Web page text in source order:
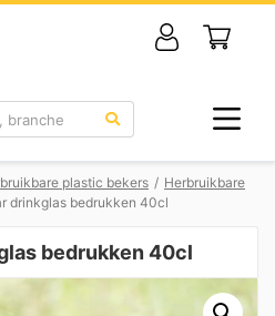
plastic bekers / Herbruikbare
drinkglas bedrukken 40cl
bedrukken 40cl